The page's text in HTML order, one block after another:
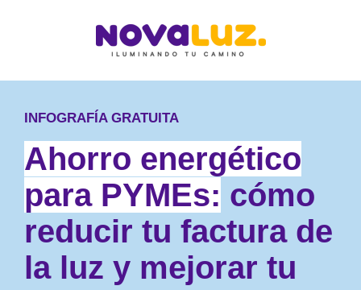
INFOGRAFÍA GRATUITA
Ahorro energético
para PYMEs: cómo
reducir tu factura de
la luz y mejorar tu